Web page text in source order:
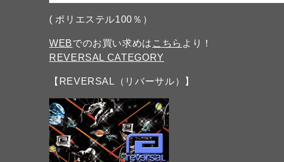
( ポリエステル100％）
WEBでのお買い求めは こちら より！
REVERSAL CATEGORY
【REVERSAL（リバーサル）】